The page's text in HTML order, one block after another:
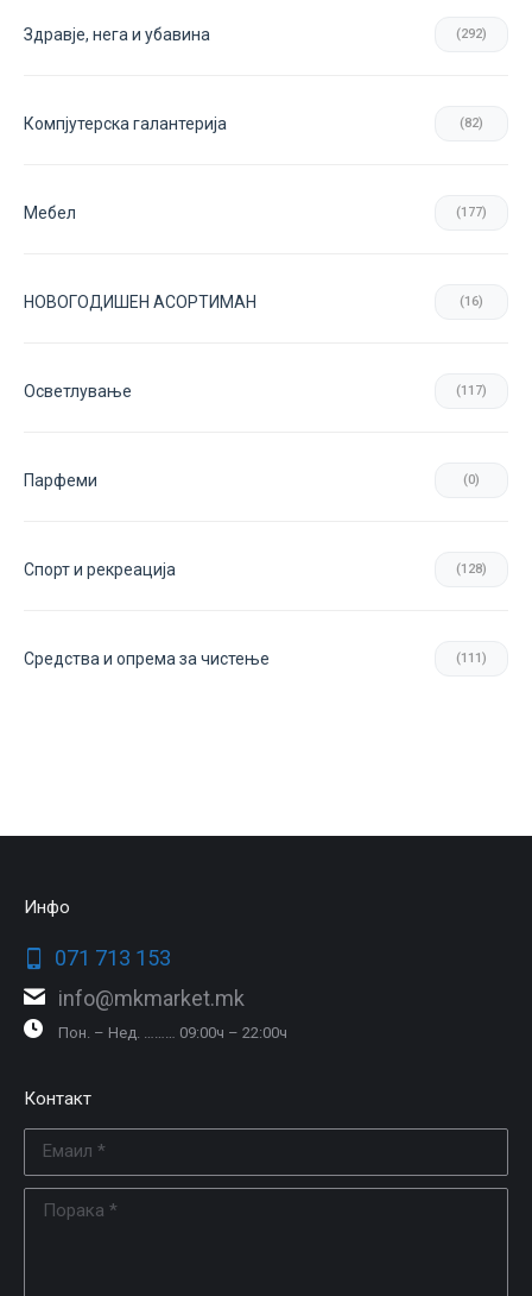
Здравје, нега и убавина (292)
Компјутерска галантерија (82)
Мебел (177)
НОВОГОДИШЕН АСОРТИМАН (16)
Осветлување (117)
Парфеми (0)
Спорт и рекреација (128)
Средства и опрема за чистење (111)
Инфо
071 713 153
info@mkmarket.mk
Пон. – Нед. ……… 09:00ч – 22:00ч
Контакт